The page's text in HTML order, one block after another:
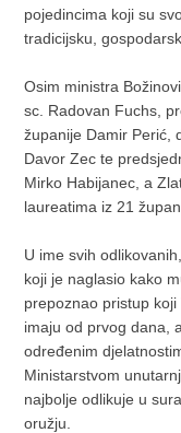
pojedincima koji su
tradicijsku,
Osim ministra
sc. Radovan Fuchs,
županije Damir Perić,
Davor Zec te
Mirko Habijanec, a
laureatima iz 21
U ime svih
koji je naglasio kako
prepoznao pristup
imaju od prvog dana,
određenim
Ministarstvom
najbolje odlikuje u
oružju.